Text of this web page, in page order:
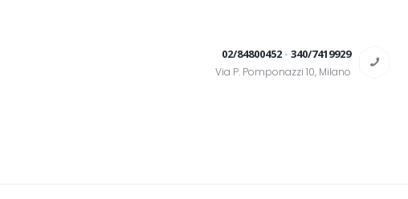
02/84800452- 340/7419929
Via P. Pomponazzi 10, Milano